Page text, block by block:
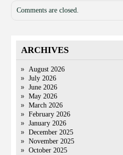
Comments are closed.
ARCHIVES
August 2026
July 2026
June 2026
May 2026
March 2026
February 2026
January 2026
December 2025
November 2025
October 2025